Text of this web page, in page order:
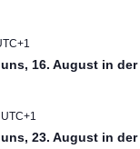
16. August in der
UTC+1
23. August in der